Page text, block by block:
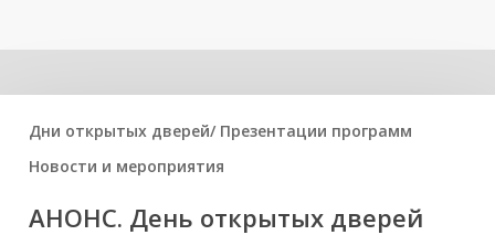
Дни открытых дверей/ Презентации программ
Новости и мероприятия
АНОНС. День открытых дверей